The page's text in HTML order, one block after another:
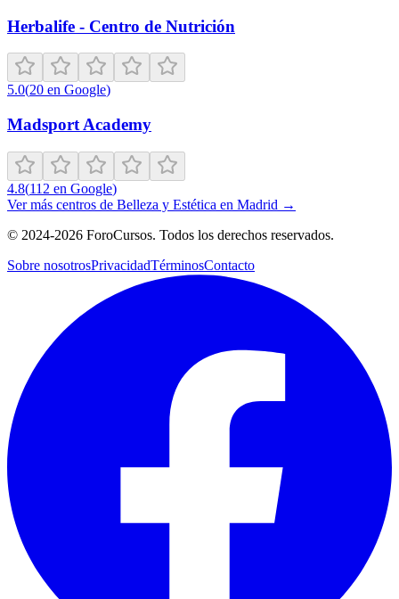
Herbalife - Centro de Nutrición
5.0(20 en Google)
Madsport Academy
4.8(112 en Google)
Ver más centros de Belleza y Estética en Madrid →
© 2024-2026 ForoCursos. Todos los derechos reservados.
Sobre nosotrosPrivacidadTérminosContacto